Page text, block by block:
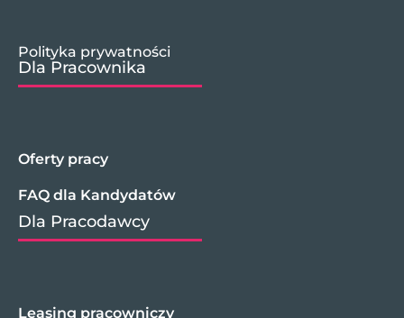
Polityka prywatności
Dla Pracownika
Oferty pracy
FAQ dla Kandydatów
Dla Pracodawcy
Leasing pracowniczy